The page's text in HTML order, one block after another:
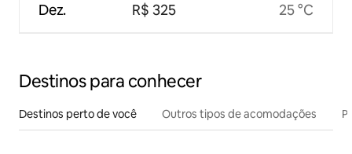
Dez. R$ 325 25 °C
Destinos para conhecer
Destinos perto de você Outros tipos de acomodações